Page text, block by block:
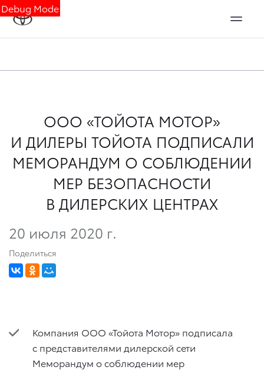
Debug Mode
ООО «ТОЙОТА МОТОР»
И ДИЛЕРЫ ТОЙОТА ПОДПИСАЛИ
МЕМОРАНДУМ О СОБЛЮДЕНИИ
МЕР БЕЗОПАСНОСТИ
В ДИЛЕРСКИХ ЦЕНТРАХ
20 июля 2020 г.
Поделиться
Компания ООО «Тойота Мотор» подписала
с представителями дилерской сети
Меморандум о соблюдении мер